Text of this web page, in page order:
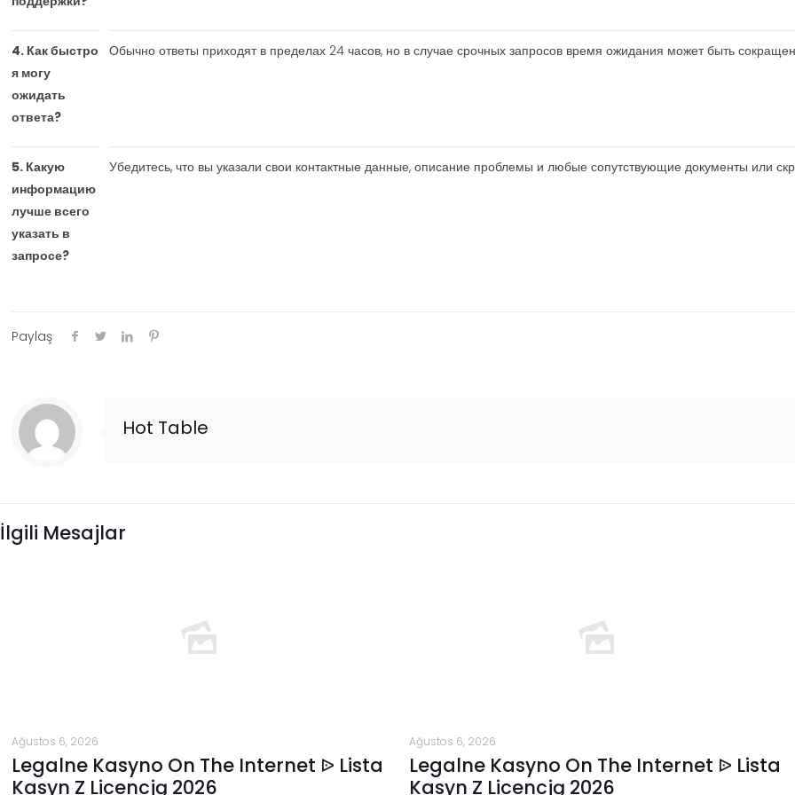
4. Как быстро
я могу
ожидать
ответа?
Обычно ответы приходят в пределах 24 часов, но в случае срочных запросов время ожидания может быть
5. Какую
информацию
лучше всего
указать в
запросе?
Убедитесь, что вы указали свои контактные данные, описание проблемы и любые сопутствующие документы или
Paylaş
Hot Table
İlgili Mesajlar
Ağustos 6, 2026
Legalne Kasyno On The Internet ᐉ Lista
Kasyn Z Licencją 2026
Ağustos 6, 2026
Legalne Kasyno On The Internet ᐉ Lista
Kasyn Z Licencją 2026